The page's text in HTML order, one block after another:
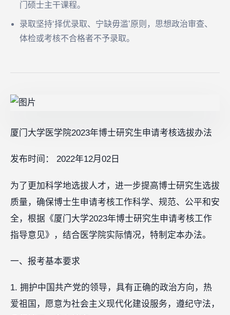
门硕士主干课程。
录取坚持‘择优录取、宁缺毋滥’原则，思想政治审查、
体检或考核不合格者不予录取。
厦门大学医学院2023年博士研究生申请考核选拔办法
发布时间： 2022年12月02日
为了更加科学地选拔人才，进一步提高博士研究生选拔
质量，确保博士生申请考核工作科学、规范、公平和安
全，根据《厦门大学2023年博士研究生申请考核工作
指导意见》，结合医学院实际情况，特制定本办法。
一、报考基本要求
1. 拥护中国共产党的领导，具有正确的政治方向，热
爱祖国，愿意为社会主义现代化建设服务，遵纪守法，